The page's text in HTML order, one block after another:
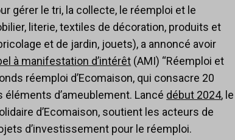
gérer le tri, la collecte, le réemploi et le
literie, textiles de décoration, produits et
et de jardin, jouets), a annoncé avoir
à manifestation d’intérêt (AMI) “Réemploi et
réemploi d’Ecomaison, qui consacre 20
éléments d’ameublement. Lancé début 2024, le
d’Ecomaison, soutient les acteurs de
d’investissement pour le réemploi.